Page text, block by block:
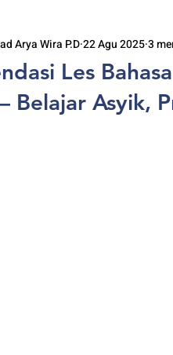
Les
Belajar Asyik,
Arya Wira P.D22 Agu 20253